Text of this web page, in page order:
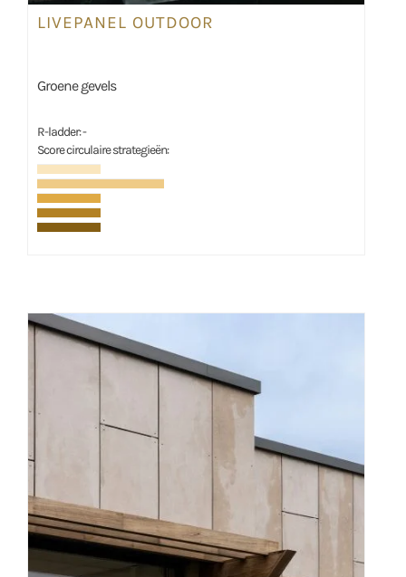
LIVEPANEL OUTDOOR
Groene gevels
R-ladder: -
Score circulaire strategieën: